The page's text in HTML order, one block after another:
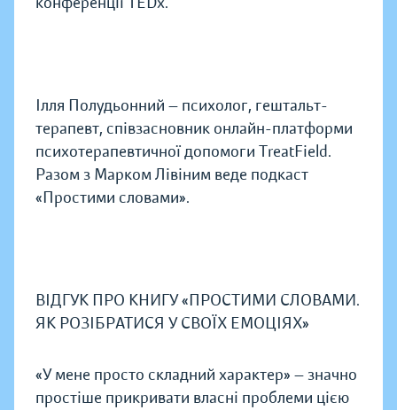
Ілля Полудьонний — психолог, гештальт-
терапевт, співзасновник онлайн-платформи
психотерапевтичної допомоги TreatField.
Разом з Марком Лівіним веде подкаст
«Простими словами».
ВІДГУК ПРО КНИГУ «ПРОСТИМИ СЛОВАМИ.
ЯК РОЗІБРАТИСЯ У СВОЇХ ЕМОЦІЯХ»
«У мене просто складний характер» — значно
простіше прикривати власні проблеми цією